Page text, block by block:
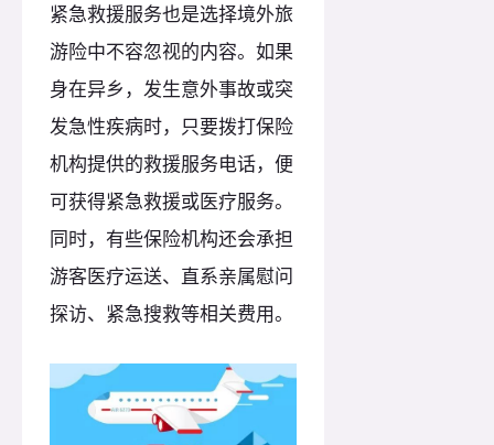
紧急救援服务也是选择境外旅
游险中不容忽视的内容。如果
身在异乡，发生意外事故或突
发急性疾病时，只要拨打保险
机构提供的救援服务电话，便
可获得紧急救援或医疗服务。
同时，有些保险机构还会承担
游客医疗运送、直系亲属慰问
探访、紧急搜救等相关费用。